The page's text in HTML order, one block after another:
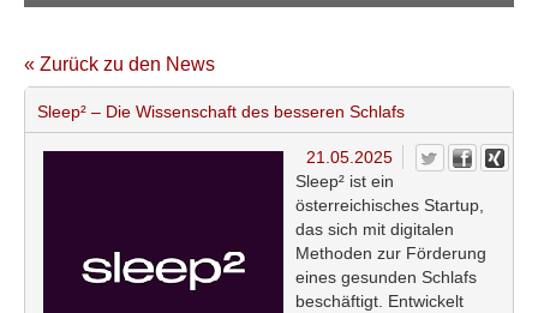
« Zurück zu den News
Sleep² – Die Wissenschaft des besseren Schlafs
21.05.2025
Sleep² ist ein
österreichisches Startup,
das sich mit digitalen
Methoden zur Förderung
eines gesunden Schlafs
beschäftigt. Entwickelt